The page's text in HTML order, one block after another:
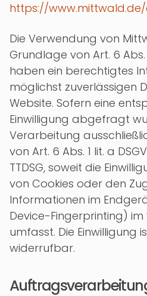
https://
Die Verwendung von
Grundlage von Art. 6 Abs.
haben ein berechtigtes
möglichst zuverlässigen
Website. Sofern eine
Einwilligung abgefragt
Verarbeitung
von Art. 6 Abs. 1 lit. a
TTDSG, soweit die
von Cookies oder den
Informationen im
Device-Fingerprinting) im
umfasst. Die Einwilligung
widerrufbar.